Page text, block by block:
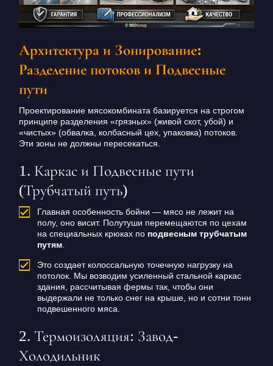
Архитектура и Зонирование:
Разделение потоков и Подвесные
пути
Проектирование мясокомбината базируется на строгом
принципе разделения «грязных» (живой скот, убой) и
«чистых» (обвалка, колбасный цех, упаковка) потоков.
Эти зоны не должны пересекаться.
1. Каркас и Подвесные пути
(Трубчатый путь)
Главная особенность бойни — мясо не лежит на
полу, оно висит. Полутуши перемещаются по цехам
на специальных крюках по подвесным трубчатым
путям.
Это создает колоссальную точечную нагрузку на
потолок. Мы возводим усиленный стальной каркас
здания, рассчитывая фермы так, чтобы они
выдержали не только снег на крыше, но и сотни тонн
подвешенного мяса.
2. Термоизоляция: Завод-
Холодильник